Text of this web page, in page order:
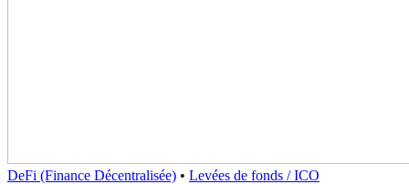
DeFi (Finance Décentralisée) • Levées de fonds / ICO